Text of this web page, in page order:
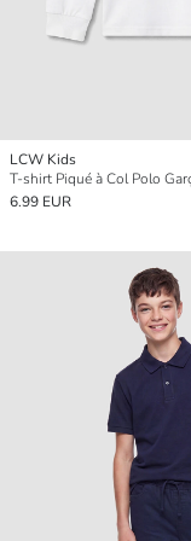
LCW Kids
T-shirt Piqué à Col Polo
6.99 EUR